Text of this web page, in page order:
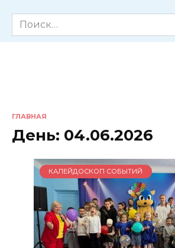
Search
for:
ГЛАВНАЯ
День: 04.06.2026
КАЛЕЙДОСКОП СОБЫТИЙ